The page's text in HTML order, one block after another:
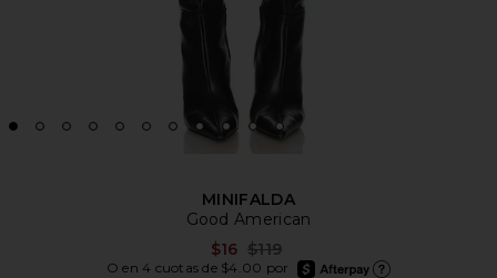
MINIFALDA
Good American
$16 Previous price:
$119
O en 4 cuotas de $4.00 por
afterpay